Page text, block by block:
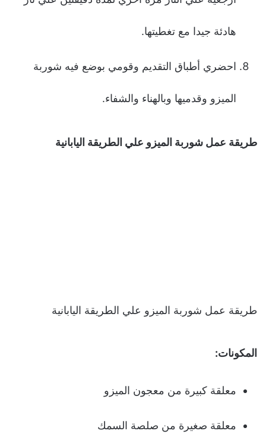
هادئة جيدا مع تغطيتها.
احضري أطباق التقديم وقومي بوضع فيه شوربة
الميزو وقدميها وبالهناء والشفاء.
طريقة عمل شوربة الميزو علي الطريقة اليابانية
طريقة عمل شوربة الميزو علي الطريقة اليابانية
المكونات:
معلقة كبيرة من معجون الميزو
معلقة صغيرة من صلصة السمك